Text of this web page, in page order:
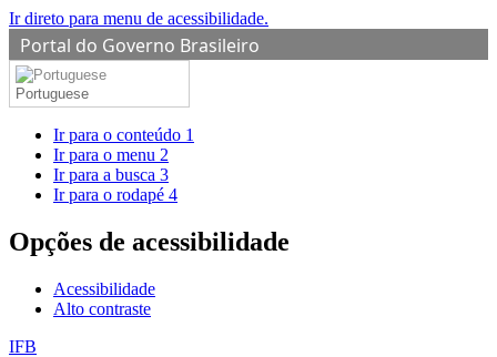
Ir direto para menu de acessibilidade.
Portal do Governo Brasileiro
Portuguese
Ir para o conteúdo 1
Ir para o menu 2
Ir para a busca 3
Ir para o rodapé 4
Opções de acessibilidade
Acessibilidade
Alto contraste
IFB